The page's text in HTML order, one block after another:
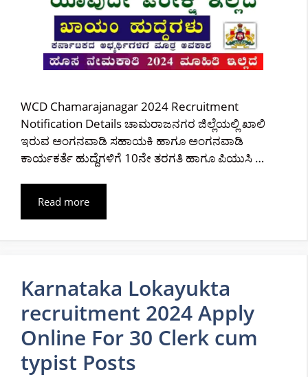
WCD Chamarajanagar 2024 Recruitment
Notification Details ಚಾಮರಾಜನಗರ ಜಿಲ್ಲೆಯಲ್ಲಿ ಖಾಲಿ
ಇರುವ ಅಂಗನವಾಡಿ ಸಹಾಯಕಿ ಹಾಗೂ ಅಂಗನವಾಡಿ
ಕಾರ್ಯಕರ್ತೆ ಹುದ್ದೆಗಳಿಗೆ 10ನೇ ತರಗತಿ ಹಾಗೂ ಪಿಯುಸಿ …
Read more
Karnataka Lokayukta
recruitment 2024 Apply
Online For 30 Clerk cum
typist Posts